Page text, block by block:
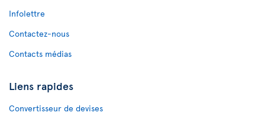
Infolettre
Contactez-nous
Contacts médias
Liens rapides
Convertisseur de devises